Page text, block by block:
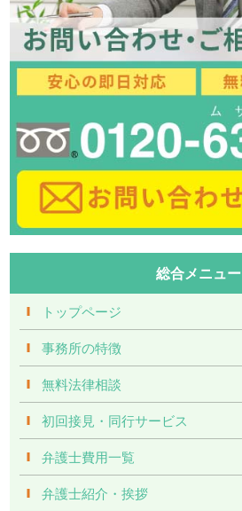
総合メニュー
トップページ
事務所の特徴
無料法律相談
初回接見・同行サービス
弁護士費用一覧
弁護士紹介・挨拶